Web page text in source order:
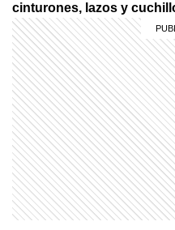
cinturones, lazos y